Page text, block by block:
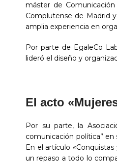
máster de
Complutense de Madrid
amplia experiencia en
Por parte de EgaleCo
lideró el diseño y
El acto
Por su parte, la
comunicación política”
En el artículo
un repaso a todo lo